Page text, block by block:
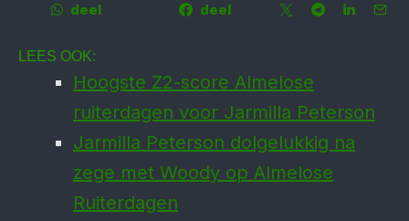
deel deel
LEES OOK:
Hoogste Z2-score Almelose
ruiterdagen voor Jarmilla Peterson
Jarmilla Peterson dolgelukkig na
zege met Woody op Almelose
Ruiterdagen